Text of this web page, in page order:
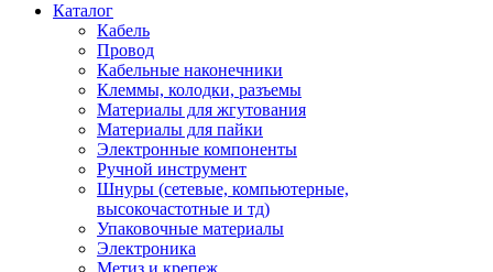
Каталог
Кабель
Провод
Кабельные наконечники
Клеммы, колодки, разъемы
Материалы для жгутования
Материалы для пайки
Электронные компоненты
Ручной инструмент
Шнуры (сетевые, компьютерные,
высокочастотные и тд)
Упаковочные материалы
Электроника
Метиз и крепеж